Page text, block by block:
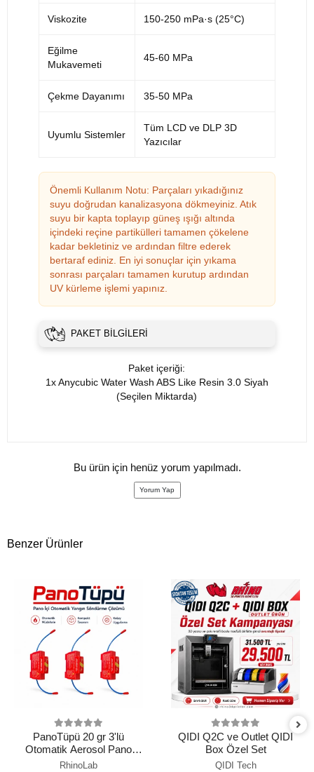
Viskozite 150-250 mPa·s (25°C)
Eğilme
Mukavemeti
45-60 MPa
Çekme Dayanımı 35-50 MPa
Uyumlu Sistemler
Tüm LCD ve DLP 3D
Yazıcılar
Önemli Kullanım Notu: Parçaları yıkadığınız
suyu doğrudan kanalizasyona dökmeyiniz. Atık
suyu bir kapta toplayıp güneş ışığı altında
içindeki reçine partikülleri tamamen çökelene
kadar bekletiniz ve ardından filtre ederek
bertaraf ediniz. En iyi sonuçlar için yıkama
sonrası parçaları tamamen kurutup ardından
UV kürleme işlemi yapınız.
PAKET BILGILERI
Paket içeriği:
1x Anycubic Water Wash ABS Like Resin 3.0 Siyah
(Seçilen Miktarda)
Bu ürün için henüz yorum yapılmadı.
Yorum Yap
Benzer Ürünler
PanoTüpü 20 gr 3'lü
Otomatik Aerosol Pano
Yangın Söndürme Seti
RhinoLab
QIDI Q2C ve Outlet QIDI
Box Özel Set
QIDI Tech